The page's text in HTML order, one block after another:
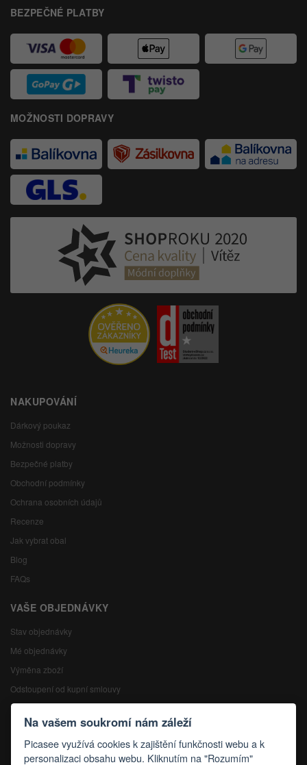
BEZPEČNÉ PLATBY
MOŽNOSTI DOPRAVY
NAKUPOVÁNÍ
Dárkový poukaz
Možnosti dopravy
Bezpečné platby
Obchodní podmínky
Ochrana osobních údajů
Recenze
Jak vybrat obal
Blog
FAQs
VAŠE OBJEDNÁVKY
Stav objednávky
Mé objednávky
Výměna zboží
Odstoupení od kupní smlouvy
Reklamace
Kontakty
Na vašem soukromí nám záleží
Picasee využívá cookies k zajištění funkčnosti webu a k
personalizaci obsahu webu. Kliknutím na "Rozumím"